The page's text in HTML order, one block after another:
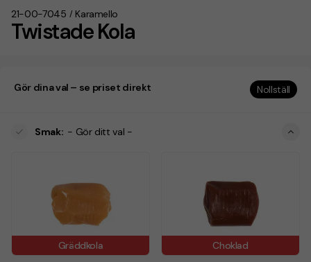
Twistade Kola
21-00-7045 / Karamello
Gör dina val – se priset direkt Nollställ
Smak: - Gör ditt val -
Gräddkola Choklad